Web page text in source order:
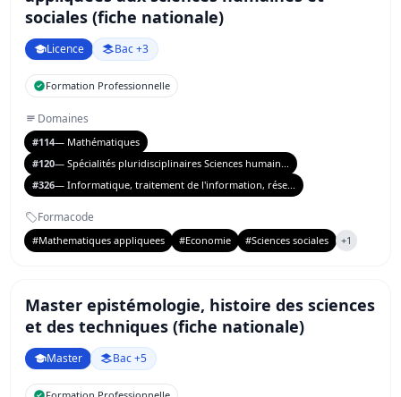
sociales (fiche nationale)
Licence Bac +3
Formation Professionnelle
Domaines
#114— Mathématiques
#120— Spécialités pluridisciplinaires Sciences humain...
#326— Informatique, traitement de l'information, rése...
Formacode
#Mathematiques appliquees #Economie #Sciences sociales +1
Master epistémologie, histoire des sciences
et des techniques (fiche nationale)
Master Bac +5